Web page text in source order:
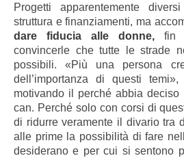
Progetti apparentemente
struttura e finanziamenti, ma
dare fiducia alle donne, fin
convincerle che tutte le strade
possibili. «Più una persona
dell’importanza di questi
motivando il perché abbia
can. Perché solo con corsi di
di ridurre veramente il divario tra
alle prime la possibilità di fare
desiderano e per cui si sentono